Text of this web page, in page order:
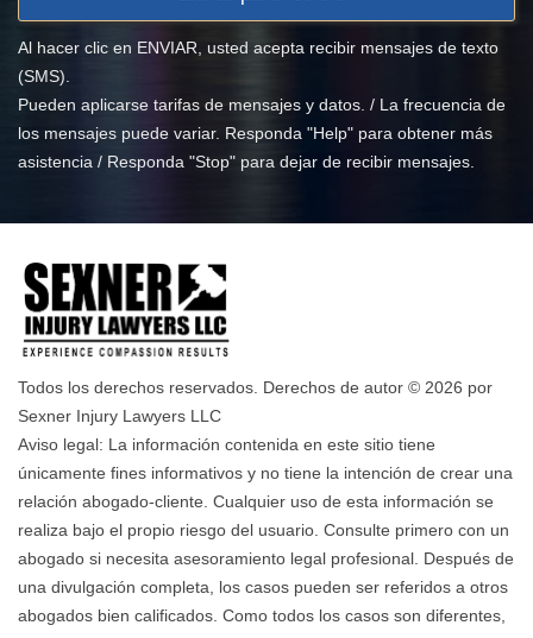
Al hacer clic en ENVIAR, usted acepta recibir mensajes de texto
(SMS).
Pueden aplicarse tarifas de mensajes y datos. / La frecuencia de
los mensajes puede variar. Responda "Help" para obtener más
asistencia / Responda "Stop" para dejar de recibir mensajes.
Todos los derechos reservados. Derechos de autor © 2026 por
Sexner Injury Lawyers LLC
Aviso legal: La información contenida en este sitio tiene
únicamente fines informativos y no tiene la intención de crear una
relación abogado-cliente. Cualquier uso de esta información se
realiza bajo el propio riesgo del usuario. Consulte primero con un
abogado si necesita asesoramiento legal profesional. Después de
una divulgación completa, los casos pueden ser referidos a otros
abogados bien calificados. Como todos los casos son diferentes,